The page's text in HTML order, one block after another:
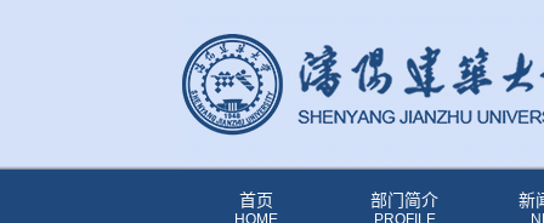
首页
HOME
部门简介
PROFILE
新